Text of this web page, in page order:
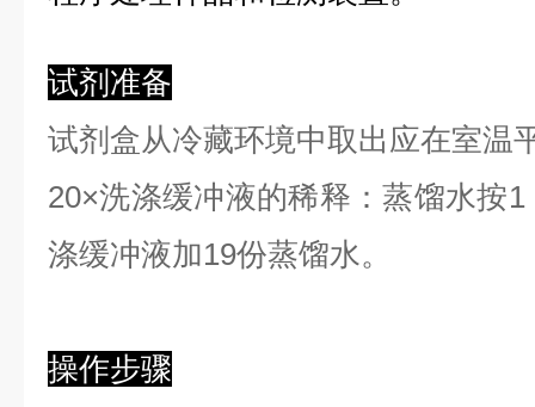
试剂准备
试剂盒从冷藏环境中取出应在室温
20×洗涤缓冲液的稀释：蒸馏水按
涤缓冲液加19份蒸馏水。
操作步骤